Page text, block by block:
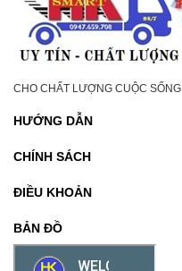
CHO CHẤT LƯỢNG CUỘC SỐNG
HƯỚNG DẪN
CHÍNH SÁCH
ĐIỀU KHOẢN
BẢN ĐỒ